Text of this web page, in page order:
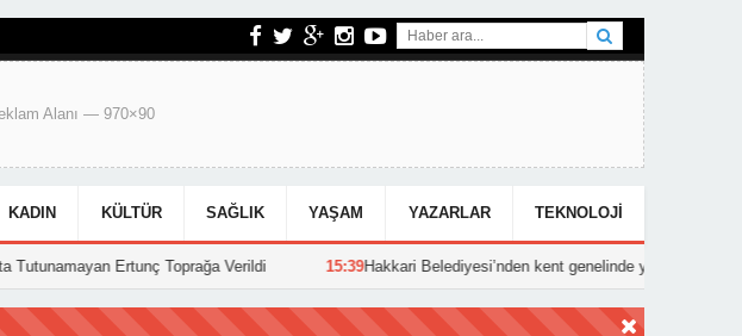
Alanı — 970×90
KADIN KÜLTÜR SAĞLIK YAŞAM YAZARLAR TEKNOLOJI
Verildi 15:39Hakkari Belediyesi’nden kent genelinde yoğun asfalt mesaisi